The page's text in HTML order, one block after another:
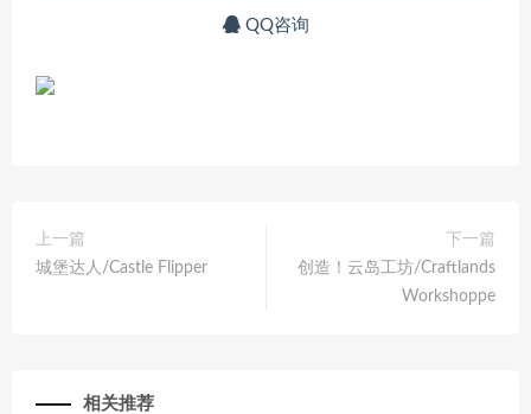
QQ咨询
上一篇
城堡达人/Castle Flipper
下一篇
创造！云岛工坊/Craftlands
Workshoppe
相关推荐